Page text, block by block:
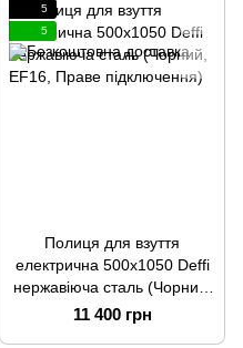
5
5
Полиця для взуття
електрична 500x1050 Deffi
нержавіюча сталь (Чорний,
EF16, Праве підключення)
11 400 грн